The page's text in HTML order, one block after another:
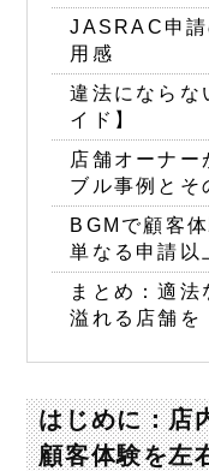
JASRAC申請
用感
違法にならな
イド】
店舗オーナー
ブル事例とそ
BGMで顧客
単なる申請以
まとめ：適法
溢れる店舗を
はじめに：店
顧客体験を左